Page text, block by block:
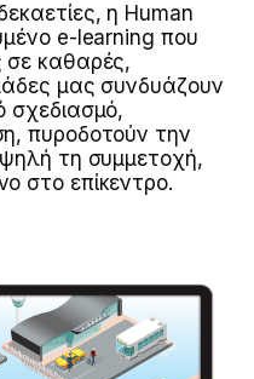
η Human
e-learning που
σε καθαρές,
μας συνδυάζουν
σχεδιασμό,
πυροδοτούν την
τη συμμετοχή,
στο επίκεντρο.